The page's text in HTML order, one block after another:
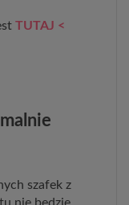
TUTAJ <
szafek z
nie będzie